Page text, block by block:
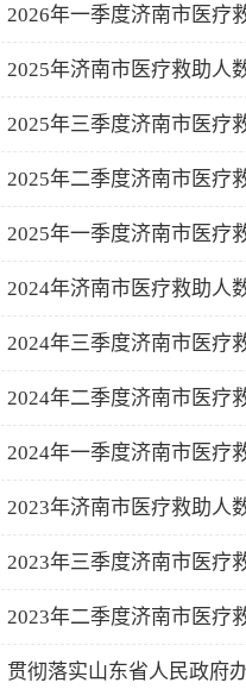
2026年一季度济南市医疗
2025年济南市医疗救助人
2025年三季度济南市医疗
2025年二季度济南市医疗
2025年一季度济南市医疗
2024年济南市医疗救助人
2024年三季度济南市医疗
2024年二季度济南市医疗
2024年一季度济南市医疗
2023年济南市医疗救助人
2023年三季度济南市医疗
2023年二季度济南市医疗
贯彻落实山东省人民政府